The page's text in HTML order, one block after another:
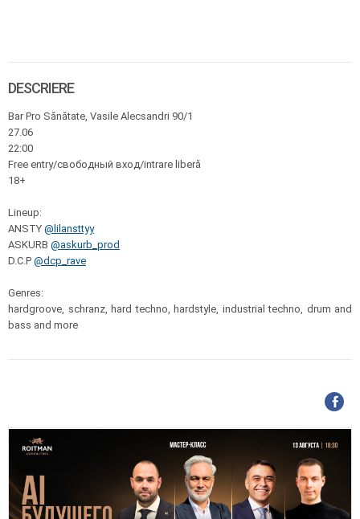
DESCRIERE
Bar Pro Sănătate, Vasile Alecsandri 90/1
27.06
22:00
Free entry/свободный вход/intrare liberă
18+
Lineup:
ANSTY @lilansttyy
ASKURB @askurb_prod
D.C.P @dcp_rave
Genres:
hardgroove, schranz, hard techno, hardstyle, industrial techno, drum and
bass and more